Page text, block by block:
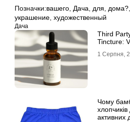
Позначки:вашего, Дача, для, дома?,
украшение, художественный
Дача
Third
Tincture:
1 Серпня,
Чому
активних